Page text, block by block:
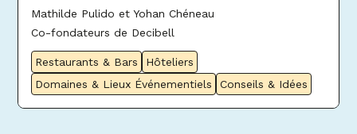
Mathilde Pulido et Yohan Chéneau
Co-fondateurs de Decibell
Restaurants & Bars
Hôteliers
Domaines & Lieux Événementiels
Conseils & Idées